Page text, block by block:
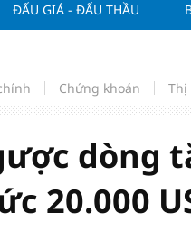
hôm nay, xem tử vi 12 con
chỉ
FDI chất lượng cao cho
cứu tính tiền gửi Kho bạc
ĐẤU GIÁ - ĐẤU THẦU
Chứng khoán
dòng
20.000